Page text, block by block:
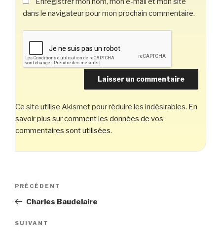
dans le navigateur pour mon prochain commentaire.
Ce site utilise Akismet pour réduire les indésirables. En
savoir plus sur comment les données de vos
commentaires sont utilisées.
Navigation
l’article
Article
précédent
PRÉCÉDENT
Charles Baudelaire
Article
SUIVANT